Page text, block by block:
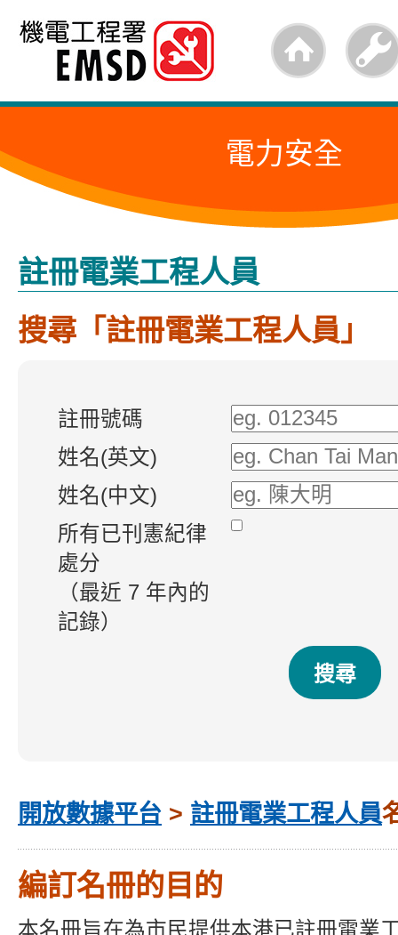
跳
內
的
始
電力安全
註冊電業工程人員
搜尋「註冊電業工程人員」
註冊號碼
姓名(英文)
姓名(中文)
所有已刊憲紀律
處分
（最近 7 年內的
記錄）
開放數據平台 > 註冊電業工程人員
編訂名冊的目的
本名冊旨在為市民提供本港已註冊電業